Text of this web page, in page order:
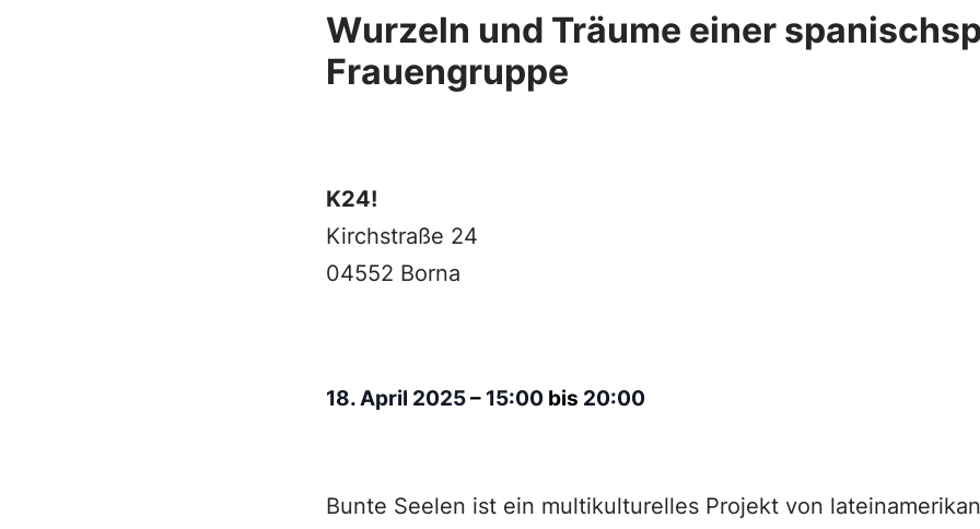
Wurzeln und Träume einer
Frauengruppe
K24!
Kirchstraße 24
04552 Borna
18. April 2025– 15:00 bis 20:00
Bunte Seelen ist ein multikulturelles Projekt von